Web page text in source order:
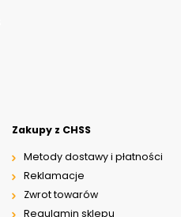
Zakupy z CHSS
Metody dostawy i płatności
Reklamacje
Zwrot towarów
Regulamin sklepu